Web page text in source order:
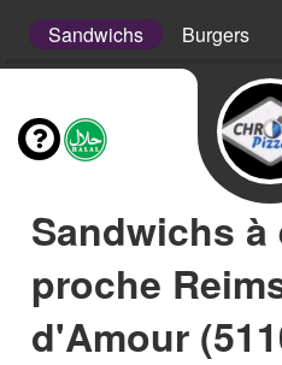
Sandwichs Burgers
Sandwichs
proche
d'Amour